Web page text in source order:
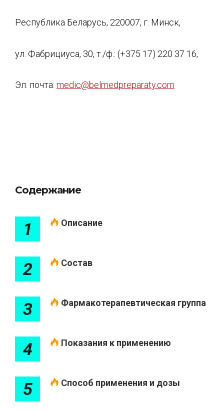
Республика Беларусь, 220007, г. Минск,
ул. Фабрициуса, 30, т./ф.: (+375 17) 220 37 16,
Эл. почта: medic@belmedpreparaty.com
Содержание
1 Описание
2 Состав
3 Фармакотерапевтическая группа
4 Показания к применению
5 Способ применения и дозы